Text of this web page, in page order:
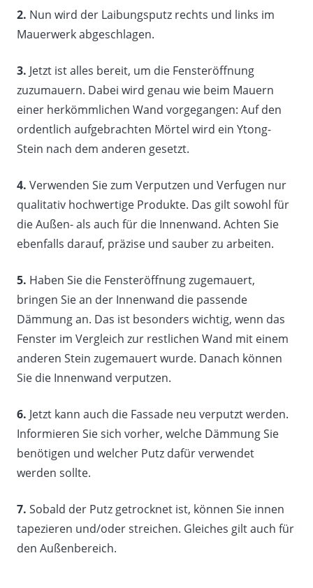
2. Nun wird der Laibungsputz rechts und links im
Mauerwerk abgeschlagen.
3. Jetzt ist alles bereit, um die Fensteröffnung
zuzumauern. Dabei wird genau wie beim Mauern
einer herkömmlichen Wand vorgegangen: Auf den
ordentlich aufgebrachten Mörtel wird ein Ytong-
Stein nach dem anderen gesetzt.
4. Verwenden Sie zum Verputzen und Verfugen nur
qualitativ hochwertige Produkte. Das gilt sowohl für
die Außen- als auch für die Innenwand. Achten Sie
ebenfalls darauf, präzise und sauber zu arbeiten.
5. Haben Sie die Fensteröffnung zugemauert,
bringen Sie an der Innenwand die passende
Dämmung an. Das ist besonders wichtig, wenn das
Fenster im Vergleich zur restlichen Wand mit einem
anderen Stein zugemauert wurde. Danach können
Sie die Innenwand verputzen.
6. Jetzt kann auch die Fassade neu verputzt werden.
Informieren Sie sich vorher, welche Dämmung Sie
benötigen und welcher Putz dafür verwendet
werden sollte.
7. Sobald der Putz getrocknet ist, können Sie innen
tapezieren und/oder streichen. Gleiches gilt auch für
den Außenbereich.